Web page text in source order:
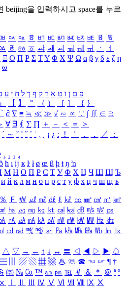
beijing을 입력하시고 space를 누르
ㅯ ㅰ ㅱ ㅲ ㅳ ㅴ ㅵ ㅶ ㅷ ㅸ
ㅹ
ㆄ ㆅ ㆆ ㆇ ㆈ ㆉ ㆊ ㆋ ㆌ ㆍ
ㆎ
Ξ Ο Π Ρ Σ ΤΥ Φ Χ Ψ Ω α β γ δ ε ζ η
ω
פ ם ן ו ט א ר ק ף ך ל ח י ע
【 】 ＂ （ ） ［ ］ ｛ ｝
∂ ∇ ≡ ≒ ≪ ≫ √ ∽ ∝ ∵ ∫ ∬ ∈ ∋
∀ ∃ ∮ ∑ ∏ ＋ － ＜ ＝
＞
´ ～ ˇ ˘ ˝ ˚ ˙ ¸ ¡ ¿ ː ！ ＇ ， ． ／
：
₁ ₂ ₃ ₄
ħ ı ĳ ĸ ŀ ł ø œ ß þ ŧ ŋ ŉ
М Н О П Р С Т У Ф Х Ц Ч Ш Щ Ъ
и й к л м н о п р с т у ф х ц ч ш щ ъ
％ Ｆ ￦ ㎕ ㎖ ㎗ ℓ ㎘ ㏄ ㎣ ㎤ ㎥ ㎦
㏊ ㎍ ㎎ ㎏ ㏏ ㎈ ㎉ ㏈ ㎧ ㎨ ㎰
㎁ ㎂ ㎃ ㎄ ㎺ ㎻ ㎽ ㎾ ㎿ ㎐ ㎑
㏅ ㎭ ㎮ ㎯ ㏛ ㎩ ㎪ ㎫ ㎬ ㏝ ㏐
㏓
△ ▽ → ← ↑ ↓ ↔ 〓 ◁ ◀ ▷ ▶ ♤
▨ ▧ ▦ ▩ ♨ ☏ ☎ ☜ ☞ ¶ †
㈜ № ㏇ ™ ㏂ ㏘ ℡ ＃ ＆ ＊ ＠ ª º
ⅹ Ⅳ Ⅴ Ⅵ Ⅶ Ⅷ Ⅸ Ⅹ